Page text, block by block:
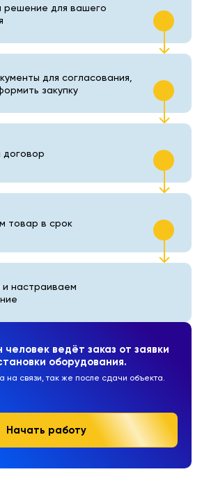
человек ведёт заказ от заявки
оборудования.
на связи, так же после сдачи объекта.
Начать работу
для вашего
для согласования,
закупку
настраиваем
товар в срок